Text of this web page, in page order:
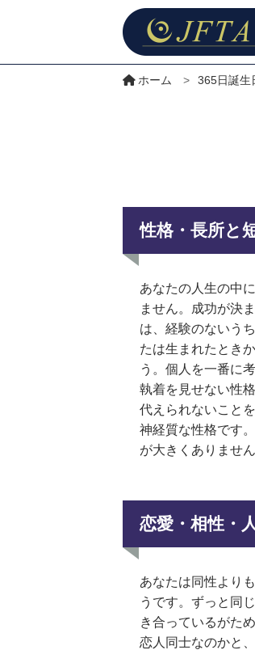
ホーム > 365日誕生
性格・長所と
あなたの人生の中
ません。成功が決
は、経験のないう
たは生まれたとき
う。個人を一番に
執着を見せない性
代えられないこと
神経質な性格です
が大きくありませ
恋愛・相性・
あなたは同性より
うです。ずっと同
き合っているがた
恋人同士なのかと